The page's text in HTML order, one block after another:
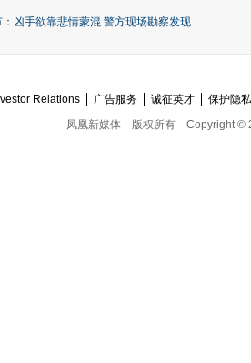
凶手欲靠悲情蒙混 警方现场勘察发现...
Relations 广告服务 诚征英才
保护隐
凤凰新媒体
版权所有 Copyright ©